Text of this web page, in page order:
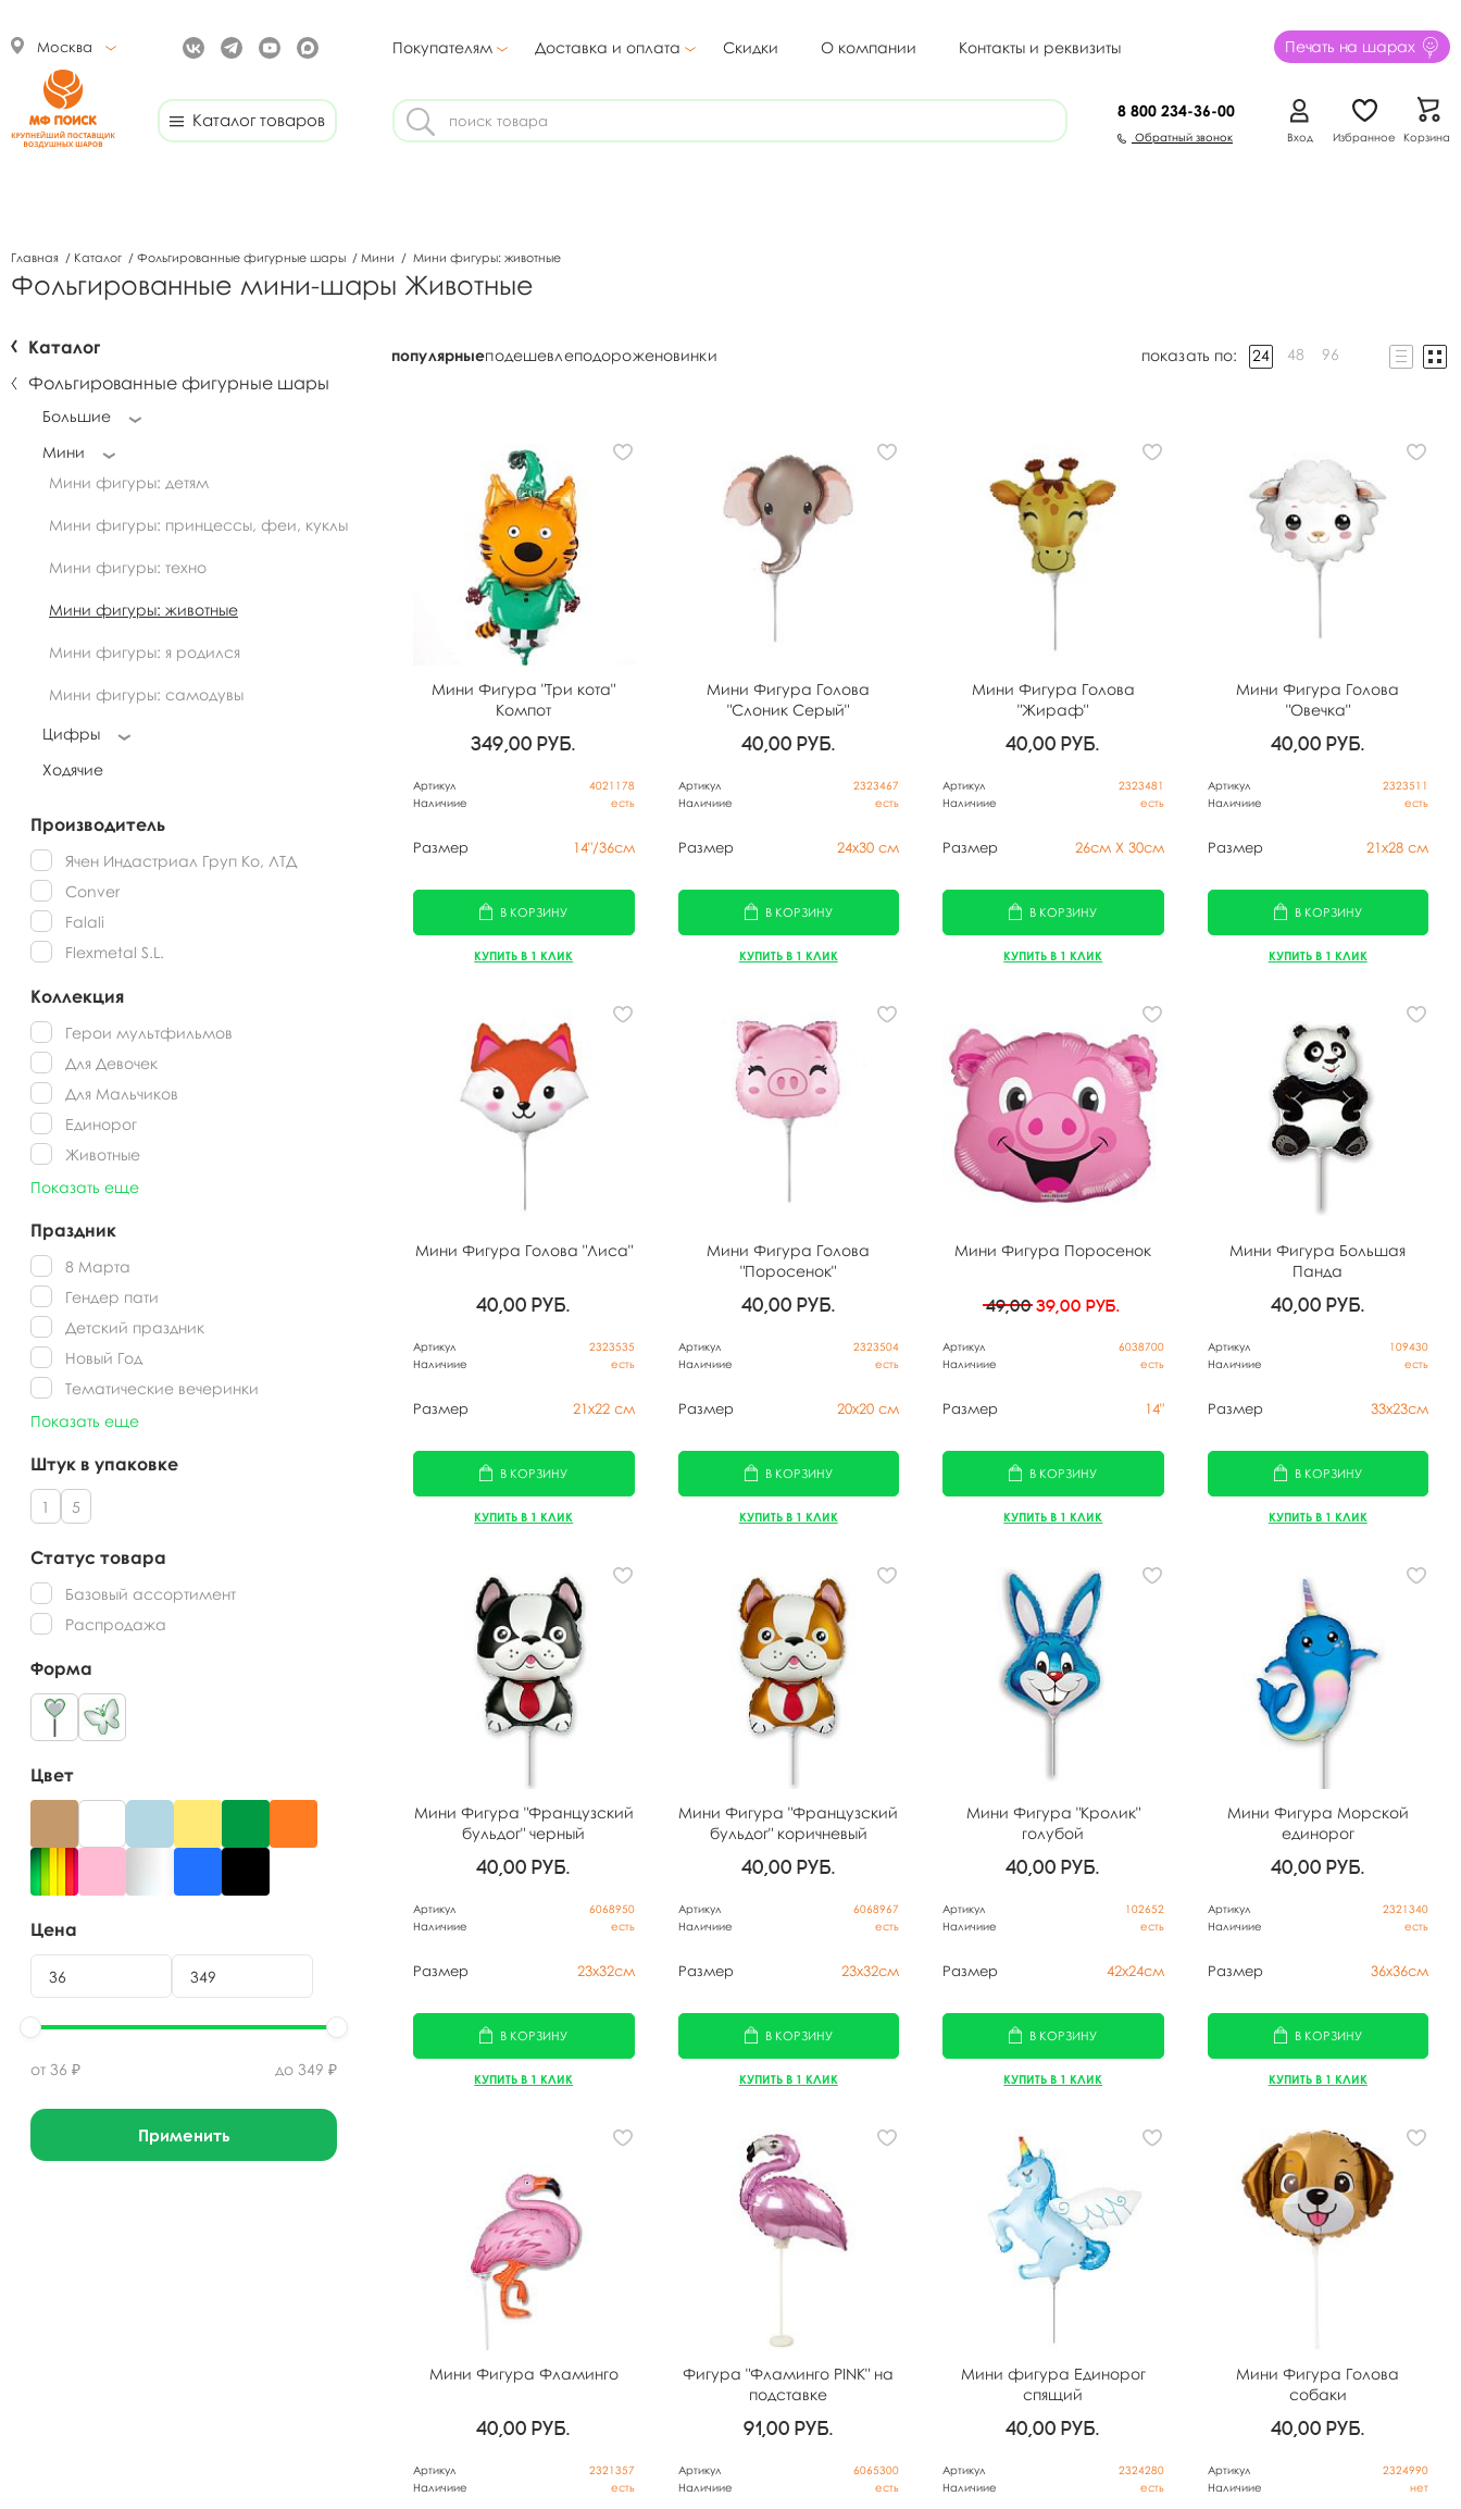
Москва Покупателям Доставка и оплата Скидки О компании Контакты и реквизиты Печать на шарах
Каталог товаров 8 800 234-36-00
Обратный звонок Вход Избранное Корзина
Главная / Каталог / Фольгированные фигурные шары / Мини / Мини фигуры: животные
Фольгированные мини-шары Животные
Каталог
Фольгированные фигурные шары
Большие
Мини
Мини фигуры: детям
Мини фигуры: принцессы, феи, куклы
Мини фигуры: техно
Мини фигуры: животные
Мини фигуры: я родился
Мини фигуры: самодувы
Цифры
Ходячие
Производитель
Ячен Индастриал Груп Ко, ЛТД
Conver
Falali
Flexmetal S.L.
Коллекция
Герои мультфильмов
Для Девочек
Для Мальчиков
Единорог
Животные
Показать еще
Праздник
8 Марта
Гендер пати
Детский праздник
Новый Год
Тематические вечеринки
Показать еще
Штук в упаковке
1 5
Статус товара
Базовый ассортимент
Распродажа
Форма
Цвет
Цена
от 36 ₽ до 349 ₽
Применить
популярныеподешевлеподороженовинки показать по: 24 48 96
Мини Фигура "Три кота"
Компот
349,00руб.
Артикул
4021178
Наличиие
есть
Размер 14"/36см
В КОРЗИНУ
КУПИТЬ В 1 КЛИК
Мини Фигура Голова
"Слоник Серый"
40,00 руб.
Артикул
2323467
Наличиие
есть
Размер 24х30 см
В КОРЗИНУ
КУПИТЬ В 1 КЛИК
Мини Фигура Голова
"Жираф"
40,00руб.
Артикул
2323481
Наличиие
есть
Размер 26см X 30см
В КОРЗИНУ
КУПИТЬ В 1 КЛИК
Мини Фигура Голова
"Овечка"
40,00 руб.
Артикул
2323511
Наличиие
есть
Размер 21х28 см
В КОРЗИНУ
КУПИТЬ В 1 КЛИК
Мини Фигура Голова "Лиса"
40,00 руб.
Артикул
2323535
Наличиие
есть
Размер 21х22 см
В КОРЗИНУ
КУПИТЬ В 1 КЛИК
Мини Фигура Голова
"Поросенок"
40,00 руб.
Артикул
2323504
Наличиие
есть
Размер 20х20 см
В КОРЗИНУ
КУПИТЬ В 1 КЛИК
Мини Фигура Поросенок
49,0039,00руб.
Артикул
6038700
Наличиие
есть
Размер 14"
В КОРЗИНУ
КУПИТЬ В 1 КЛИК
Мини Фигура Большая
Панда
40,00 руб.
Артикул
109430
Наличиие
есть
Размер 33х23см
В КОРЗИНУ
КУПИТЬ В 1 КЛИК
Мини Фигура "Французский
бульдог" черный
40,00руб.
Артикул
6068950
Наличиие
есть
Размер 23х32см
В КОРЗИНУ
КУПИТЬ В 1 КЛИК
Мини Фигура "Французский
бульдог" коричневый
40,00 руб.
Артикул
6068967
Наличиие
есть
Размер 23х32см
В КОРЗИНУ
КУПИТЬ В 1 КЛИК
Мини Фигура "Кролик"
голубой
40,00руб.
Артикул
102652
Наличиие
есть
Размер 42х24см
В КОРЗИНУ
КУПИТЬ В 1 КЛИК
Мини Фигура Морской
единорог
40,00 руб.
Артикул
2321340
Наличиие
есть
Размер 36х36см
В КОРЗИНУ
КУПИТЬ В 1 КЛИК
Мини Фигура Фламинго
40,00 руб.
Артикул
2321357
Наличиие
есть
Фигура "Фламинго PINK" на
подставке
91,00 руб.
Артикул
6065300
Наличиие
есть
Мини фигура Единорог
спящий
40,00 руб.
Артикул
2324280
Наличиие
есть
Мини Фигура Голова
собаки
40,00 руб.
Артикул
2324990
Наличиие
нет